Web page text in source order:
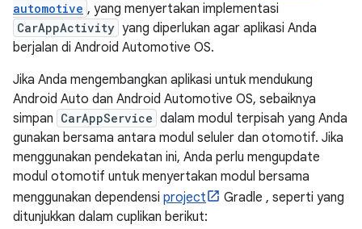
automotive , yang menyertakan implementasi
CarAppActivity yang diperlukan agar aplikasi Anda
berjalan di Android Automotive OS.
Jika Anda mengembangkan aplikasi untuk mendukung
Android Auto dan Android Automotive OS, sebaiknya
simpan CarAppService dalam modul terpisah yang Anda
gunakan bersama antara modul seluler dan otomotif. Jika
menggunakan pendekatan ini, Anda perlu mengupdate
modul otomotif untuk menyertakan modul bersama
menggunakan dependensi project
Gradle , seperti yang
ditunjukkan dalam cuplikan berikut: